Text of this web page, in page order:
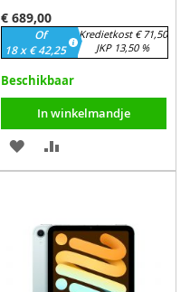
€ 689,00
Of
18 x € 42,25
Kredietkost € 71,50
JKP 13,50 %
Beschikbaar
In winkelmandje
VOEG
TOE
VERLANGLIJST
OM
VERGELIJKEN